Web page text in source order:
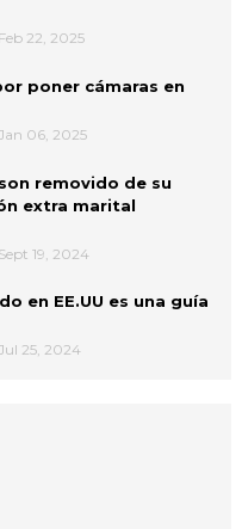
Feb 22, 2025
poner cámaras en
Jan 06, 2025
removido de su
extra marital
Sept 19, 2024
en EE.UU es una guía
Jul 25, 2024